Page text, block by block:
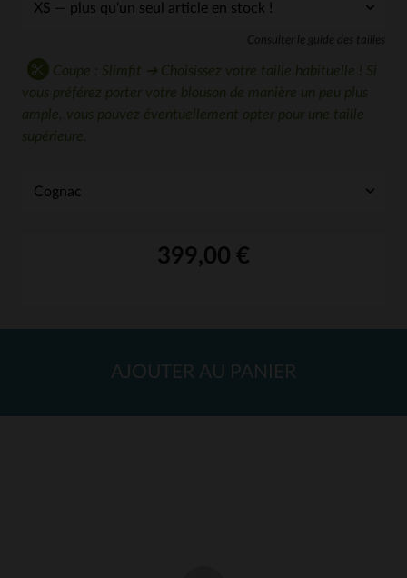
Consulter le guide des tailles
Coupe : Slimfit ➔ Choisissez votre taille habituelle ! Si
vous préférez porter votre blouson de manière un peu plus
ample, vous pouvez éventuellement opter pour une taille
supérieure.
399,00 €
AJOUTER AU PANIER